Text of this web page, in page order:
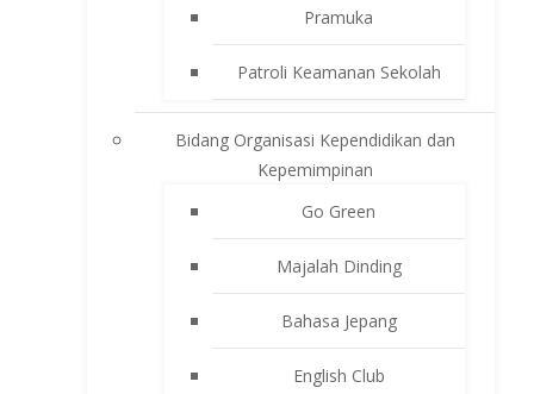
Pramuka
Patroli Keamanan Sekolah
Bidang Organisasi Kependidikan dan
Kepemimpinan
Go Green
Majalah Dinding
Bahasa Jepang
English Club